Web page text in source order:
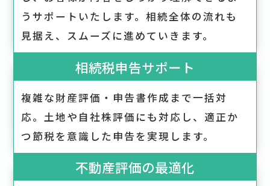
うサポートいたします。相続全体の流れも
見据え、スムーズに進めていきます。
相続税申告サポート
複雑な財産評価・申告書作成まで一括対
応。土地や自社株評価にも対応し、適正か
つ節税を意識した申告を実現します。
不動産評価の最適化